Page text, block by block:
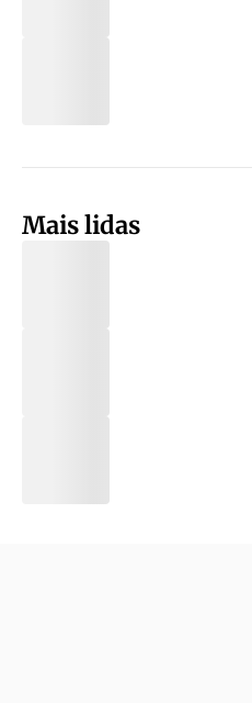
Mais lidas